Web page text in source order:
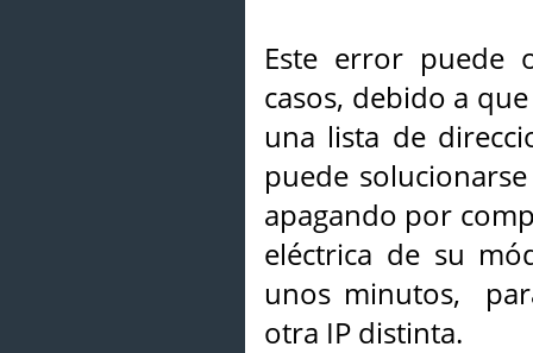
Este error puede
casos, debido a
una lista de
puede
apagando por
eléctrica de su
unos minutos,
otra IP distinta.